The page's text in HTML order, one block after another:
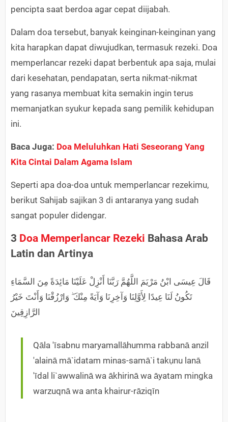
pencipta saat berdoa agar cepat diijabah.
Dalam doa tersebut, banyak keinginan-keinginan yang
kita harapkan dapat diwujudkan, termasuk rezeki. Doa
memperlancar rezeki dapat berbentuk apa saja, mulai
dari kesehatan, pendapatan, serta nikmat-nikmat
yang rasanya membuat kita semakin ingin terus
memanjatkan syukur kepada sang pemilik kehidupan
ini.
Baca Juga: Doa Meluluhkan Hati Seseorang Yang
Kita Cintai Dalam Agama Islam
Seperti apa doa-doa untuk memperlancar rezekimu,
berikut Sahijab sajikan 3 di antaranya yang sudah
sangat populer didengar.
3 Doa Memperlancar Rezeki Bahasa Arab
Latin dan Artinya
قَالَ عِيسَى ابْنُ مَرْيَمَ اللَّهُمَّ رَبَّنَا أَنْزِلْ عَلَيْنَا مَائِدَةً مِنَ السَّمَاءِ
تَكُونُ لَنَا عِيدًا لِأَوَّلِنَا وَآخِرِنَا وَآيَةً مِنْكَ ۖ وَارْزُقْنَا وَأَنْتَ خَيْرُ
الرَّازِقِينَ
Qāla 'īsabnu maryamallāhumma rabbanā anzil
'alainā mā`idatam minas-samā`i takụnu lanā
'īdal li`awwalinā wa ākhirinā wa āyatam mingka
warzuqnā wa anta khairur-rāziqīn